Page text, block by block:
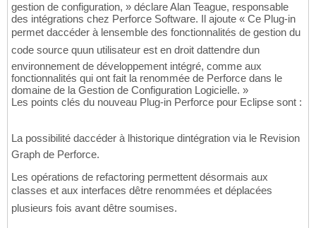
gestion de configuration, » déclare Alan Teague, responsable
des intégrations chez Perforce Software. Il ajoute « Ce Plug-in
permet daccéder à lensemble des fonctionnalités de gestion du
code source quun utilisateur est en droit dattendre dun
environnement de développement intégré, comme aux
fonctionnalités qui ont fait la renommée de Perforce dans le
domaine de la Gestion de Configuration Logicielle. »
Les points clés du nouveau Plug-in Perforce pour Eclipse sont :
La possibilité daccéder à lhistorique dintégration via le Revision
Graph de Perforce.
Les opérations de refactoring permettent désormais aux
classes et aux interfaces dêtre renommées et déplacées
plusieurs fois avant dêtre soumises.